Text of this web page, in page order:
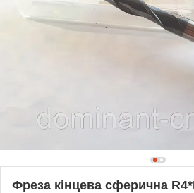
Фреза кінцева сферична